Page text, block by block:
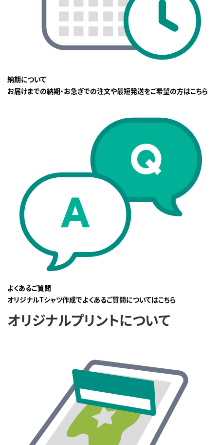
納期について
お届けまでの納期・お急ぎでの注文や最短発送をご希望の方はこちら
よくあるご質問
オリジナルTシャツ作成でよくあるご質問についてはこちら
オリジナルプリントについて